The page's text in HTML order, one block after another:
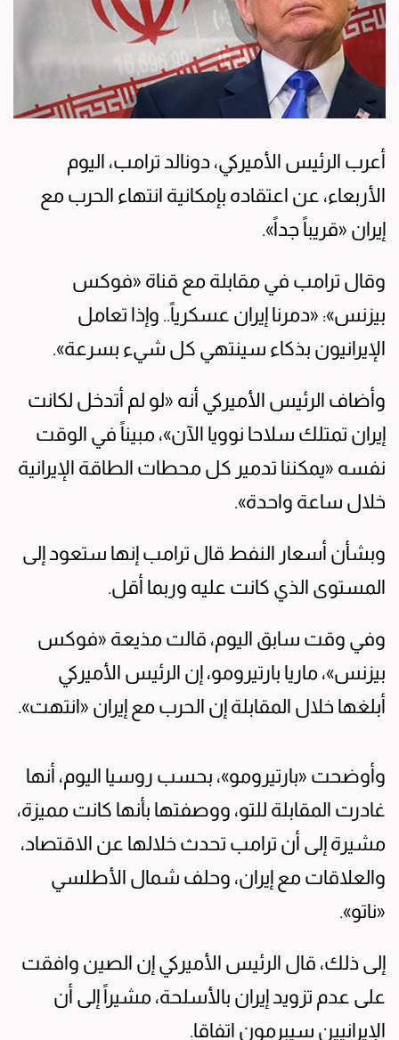
أعرب الرئيس الأميركي، دونالد ترامب، اليوم
الأربعاء، عن اعتقاده بإمكانية انتهاء الحرب مع
إيران «قريباً جداً».
وقال ترامب في مقابلة مع قناة «فوكس
بيزنس»: «دمرنا إيران عسكرياً.. وإذا تعامل
الإيرانيون بذكاء سينتهي كل شيء بسرعة».
وأضاف الرئيس الأميركي أنه «لو لم أتدخل لكانت
إيران تمتلك سلاحا نوويا الآن»، مبيناً في الوقت
نفسه «يمكننا تدمير كل محطات الطاقة الإيرانية
خلال ساعة واحدة».
وبشأن أسعار النفط قال ترامب إنها ستعود إلى
المستوى الذي كانت عليه وربما أقل.
وفي وقت سابق اليوم، قالت مذيعة «فوكس
بيزنس»، ماريا بارتيرومو، إن الرئيس الأميركي
أبلغها خلال المقابلة إن الحرب مع إيران «انتهت».
وأوضحت «بارتيرومو»، بحسب روسيا اليوم، أنها
غادرت المقابلة للتو، ووصفتها بأنها كانت مميزة،
مشيرة إلى أن ترامب تحدث خلالها عن الاقتصاد،
والعلاقات مع إيران، وحلف شمال الأطلسي
«ناتو».
إلى ذلك، قال الرئيس الأميركي إن الصين وافقت
على عدم تزويد إيران بالأسلحة، مشيراً إلى أن
الإيرانيين سيبرمون اتفاقا.